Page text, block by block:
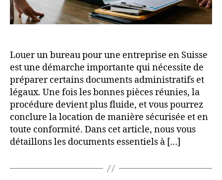
Louer un bureau pour une entreprise en Suisse
est une démarche importante qui nécessite de
préparer certains documents administratifs et
légaux. Une fois les bonnes pièces réunies, la
procédure devient plus fluide, et vous pourrez
conclure la location de manière sécurisée et en
toute conformité. Dans cet article, nous vous
détaillons les documents essentiels à […]